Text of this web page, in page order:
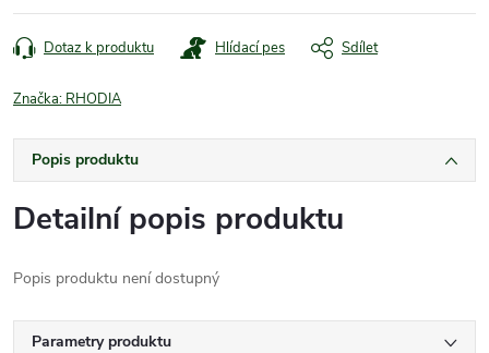
cena:
Dotaz k produktu Hlídací pes Sdílet
Značka: RHODIA
Popis produktu
Detailní popis produktu
Popis produktu není dostupný
Parametry produktu